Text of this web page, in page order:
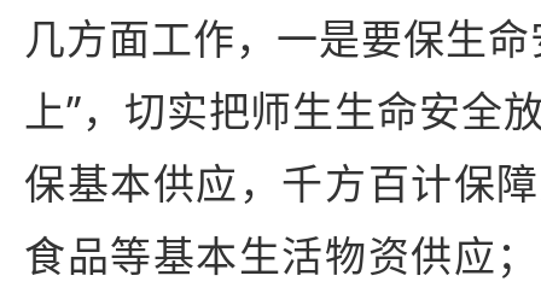
几方面工作，一是要保生
上”，切实把师生生命安全
保基本供应，千方百计保
食品等基本生活物资供应